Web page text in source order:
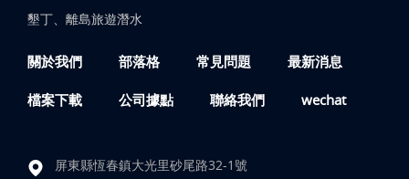
墾丁、離島旅遊潛水
關於我們 部落格 常見問題 最新消息
檔案下載 公司據點 聯絡我們 wechat
屏東縣恆春鎮大光里砂尾路32-1號